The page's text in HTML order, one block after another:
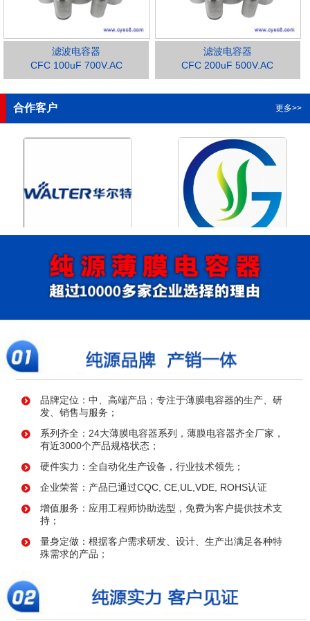
滤波电容器
CFC 100uF 700V.AC
滤波电容器
CFC 200uF 500V.AC
合作客户 更多>>
浙江华尔特机电股份有限公
司
浙江格瑶科技股份有限公司
品牌定位：中、高端产品；专注于薄膜电容器的生产、研
发、销售与服务；
系列齐全：24大薄膜电容器系列，薄膜电容器齐全厂家，
有近3000个产品规格状态；
硬件实力：全自动化生产设备，行业技术领先；
企业荣誉：产品已通过CQC, CE,UL,VDE, ROHS认证
增值服务：应用工程师协助选型，免费为客户提供技术支
持；
量身定做：根据客户需求研发、设计、生产出满足各种特
殊需求的产品；